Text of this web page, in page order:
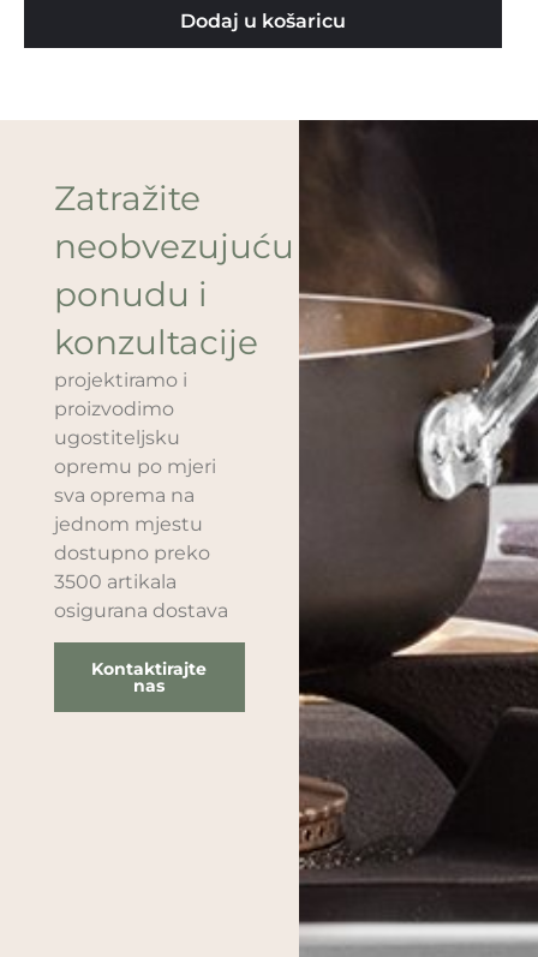
Dodaj u košaricu
Zatražite
neobvezujuću
ponudu i
konzultacije
projektiramo i
proizvodimo
ugostiteljsku
opremu po mjeri
sva oprema na
jednom mjestu
dostupno preko
3500 artikala
osigurana dostava
Kontaktirajte
nas